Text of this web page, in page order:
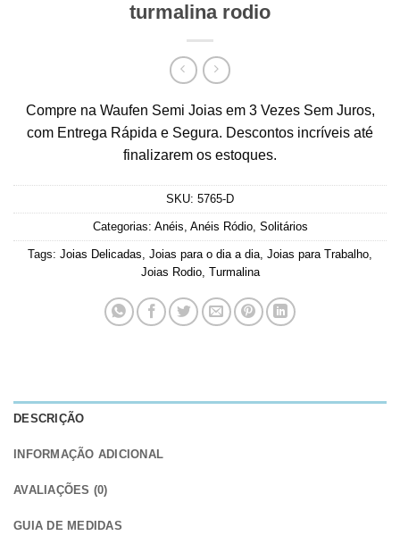
turmalina rodio
Compre na Waufen Semi Joias em 3 Vezes Sem Juros,
com Entrega Rápida e Segura. Descontos incríveis até
finalizarem os estoques.
SKU: 5765-D
Categorias: Anéis Anéis Ródio, Solitários
Tags: Joias Delicadas Joias para o dia a dia Joias para Trabalho
Joias Rodio, Turmalina
DESCRIÇÃO
INFORMAÇÃO ADICIONAL
AVALIAÇÕES (0)
GUIA DE MEDIDAS